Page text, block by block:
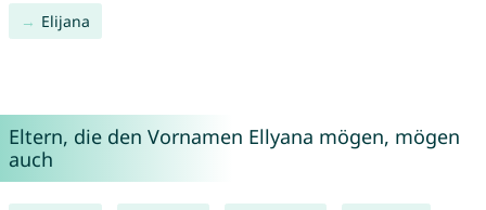
Elijana
Eltern, die den Vornamen Ellyana mögen, mögen
auch